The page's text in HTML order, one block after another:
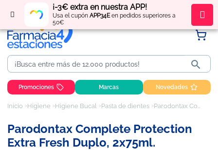
¡-3€ extra en nuestra APP!
Usa el cupón APP34Een pedidos superiores a
50€
Regístratey obténpuntos por tus compras

Promociones Marcas Novedades
Inicio Higiene Higiene Bucal Pasta de dientes Parodontax Complete Protection Extra Fresh Duplo, 2x75ml.
Parodontax Complete Protection
Extra Fresh Duplo, 2x75ml.